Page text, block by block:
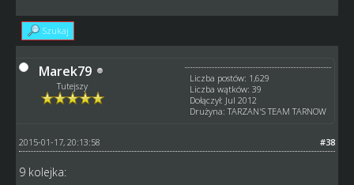
Szukaj
Marek79
Tutejszy
Liczba postów: 1,629
Liczba wątków: 39
Dołączył: Jul 2012
Drużyna: TARZAN'S TEAM TARNOW
#38
2015-01-17, 20:13:58
9 kolejka: